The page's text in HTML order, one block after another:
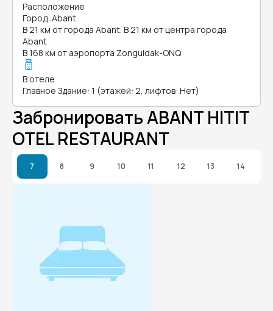
Расположение
Город :Abant
В 21 км от города Abant. В 21 км от центра города
Abant
В 168 км от аэропорта Zonguldak-ONQ
В отеле
Главное Здание: 1 (этажей: 2, лифтов: Нет)
Забронировать ABANT HITIT
OTEL RESTAURANT
7 8 9 10 11 12 13 14